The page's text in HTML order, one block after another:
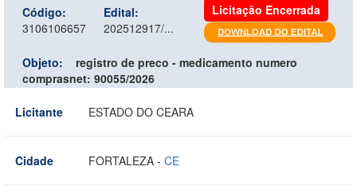
Código:
3106106657
Edital:
202512917/...
Licitação Encerrada
Objeto:
registro de preco - medicamento numero
comprasnet: 90055/2026
Licitante ESTADO DO CEARA
Cidade FORTALEZA - CE